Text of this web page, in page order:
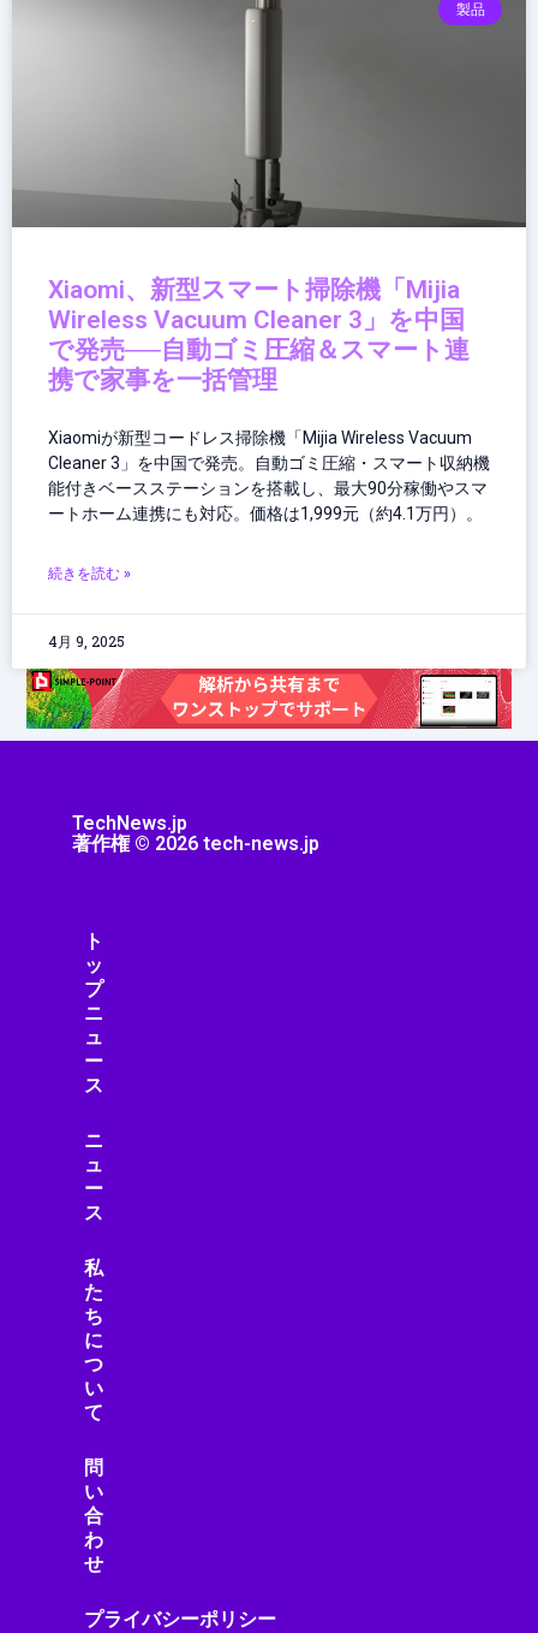
製品
Xiaomi、新型スマート掃除機「Mijia
Wireless Vacuum Cleaner 3」を中国
で発売──自動ゴミ圧縮＆スマート連
携で家事を一括管理
Xiaomiが新型コードレス掃除機「Mijia Wireless Vacuum
Cleaner 3」を中国で発売。自動ゴミ圧縮・スマート収納機
能付きベースステーションを搭載し、最大90分稼働やスマ
ートホーム連携にも対応。価格は1,999元（約4.1万円）。
続きを読む »
4月 9, 2025
TechNews.jp
著作権 © 2026 tech-news.jp
ト
ッ
プ
ニ
ュ
ー
ス
ニ
ュ
ー
ス
私
た
ち
に
つ
い
て
問
い
合
わ
せ
プライバシーポリシー